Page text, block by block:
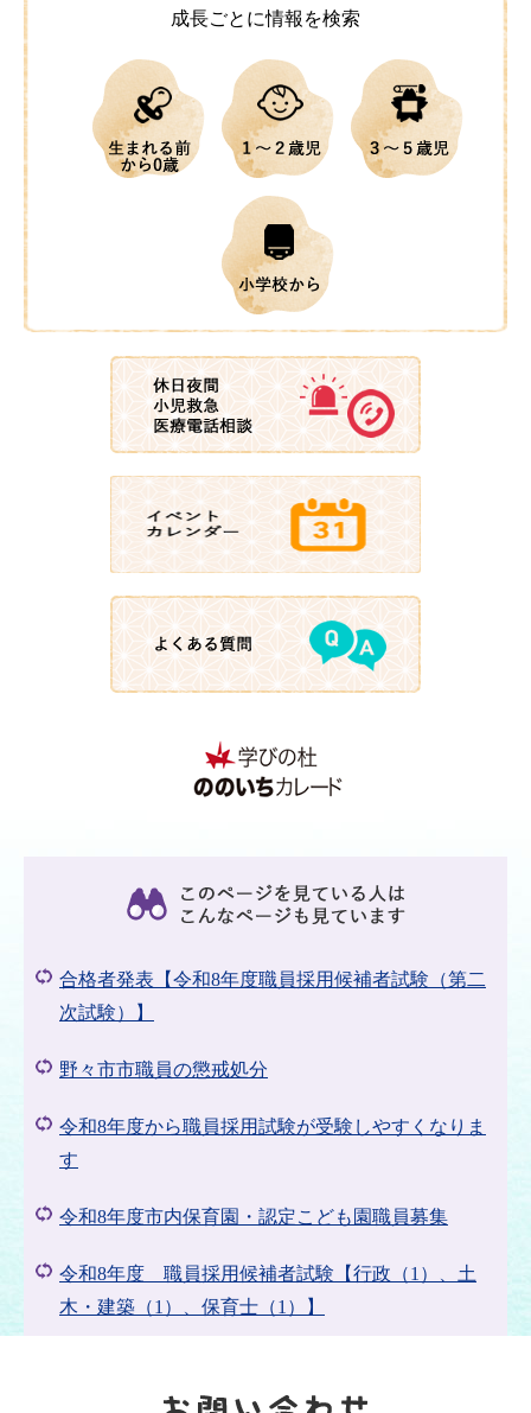
成長ごとに情報を検索
合格者発表【令和8年度職員採用候補者試験（第二
次試験）】
野々市市職員の懲戒処分
令和8年度から職員採用試験が受験しやすくなりま
す
令和8年度市内保育園・認定こども園職員募集
令和8年度 職員採用候補者試験【行政（1）、土
木・建築（1）、保育士（1）】